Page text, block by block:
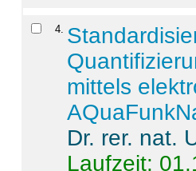
4
mittels
Dr. rer. nat.
Laufzeit: